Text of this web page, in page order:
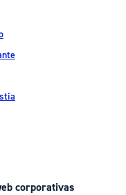
corporativas